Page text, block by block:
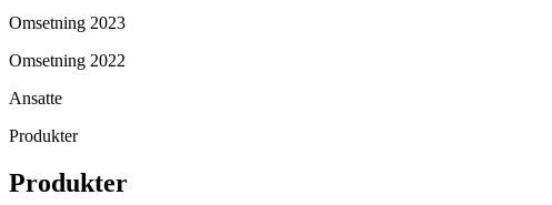
Omsetning 2023
Omsetning 2022
Ansatte
Produkter
Produkter